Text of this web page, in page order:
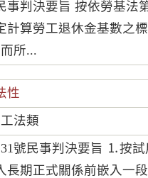
事判決要旨 按依勞基法
算勞工退休金基數之標
所...
性
法類
號民事判決要旨 ⒈按試
長期正式關係前嵌入一